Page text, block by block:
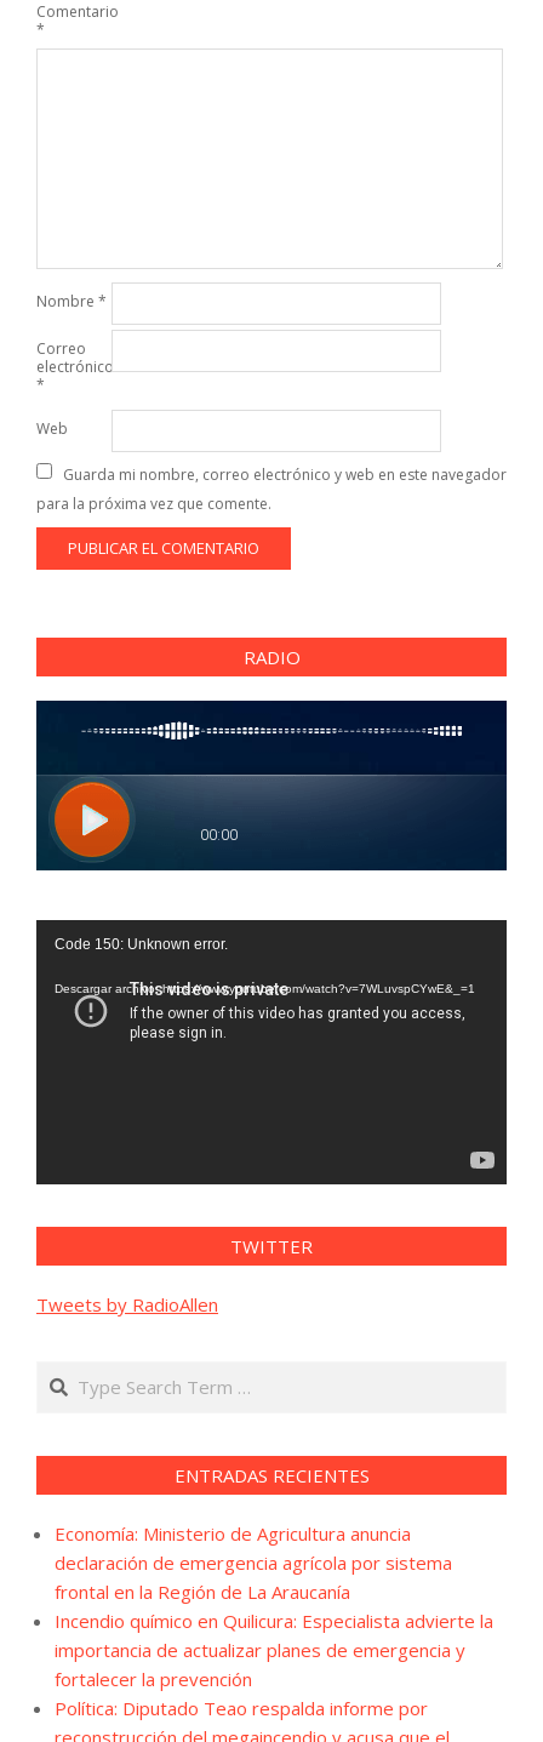
Comentario
*
Nombre *
Correo
electrónico
*
Web
Guarda mi nombre, correo electrónico y web en este navegador
para la próxima vez que comente.
RADIO
Reproductor
vídeo
Code 150: Unknown error.
Descargar archivo: https://www.youtube.com/watch?v=7WLuvspCYwE&_=1
TWITTER
Tweets by RadioAllen
Search
ENTRADAS RECIENTES
Economía: Ministerio de Agricultura anuncia
declaración de emergencia agrícola por sistema
frontal en la Región de La Araucanía
Incendio químico en Quilicura: Especialista advierte la
importancia de actualizar planes de emergencia y
fortalecer la prevención
Política: Diputado Teao respalda informe por
reconstrucción del megaincendio y acusa que el